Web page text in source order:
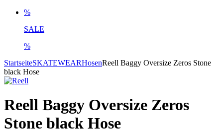
%
SALE
%
StartseiteSKATEWEARHosenReell Baggy Oversize Zeros Stone
black Hose
Reell Baggy Oversize Zeros
Stone black Hose